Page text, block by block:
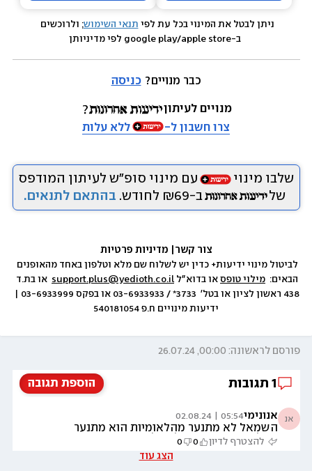
ניתן לבטל את המינוי בכל עת לפי תנאי השימוש; ולרוכשים
כבר מנויים? כניסה
מנויים לעיתון
צרו חשבון ל-
ללא עלות
שלבו מינוי
עם מינוי סופ״ש לעיתון המודפס
של
ב-₪69 לחודש. בהתאם לתנאים.
צור קשר
הבאים: מילוי טופס או בדוא״ל support.plus@yedioth.co.il
ידיעות מינויים ח.פ 540181054
פורסם לראשונה: 00:00, 26.07.24
הוספת תגובה 1 תגובות
אנ אנונימי05:54 | 02.08.24
השמאל לא מתנער מהלאומיות הוא מתנער
מהלאומנות וזה הבדל גדול מאוד!!!
להצטרף לדיון 0
0
הצג עוד